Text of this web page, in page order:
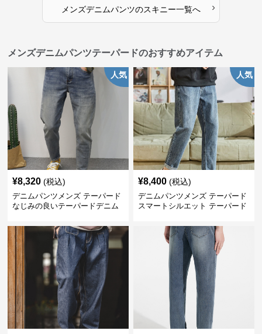
メンズデニムパンツのスキニー一覧へ ›
メンズデニムパンツテーパードのおすすめアイテム
人気
¥8,320 (税込)
デニムパンツメンズ テーパード
なじみの良いテーパードデニム
人気
¥8,400 (税込)
デニムパンツメンズ テーパード
スマートシルエット テーパード